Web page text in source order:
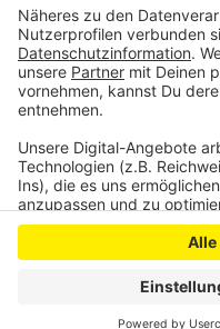
Anzeige